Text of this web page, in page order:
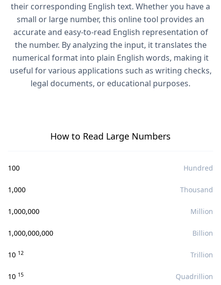
their corresponding English text. Whether you have a
small or large number, this online tool provides an
accurate and easy-to-read English representation of
the number. By analyzing the input, it translates the
numerical format into plain English words, making it
useful for various applications such as writing checks,
legal documents, or educational purposes.
How to Read Large Numbers
100 Hundred
1,000 Thousand
1,000,000 Million
1,000,000,000 Billion
10 12 Trillion
10 15 Quadrillion